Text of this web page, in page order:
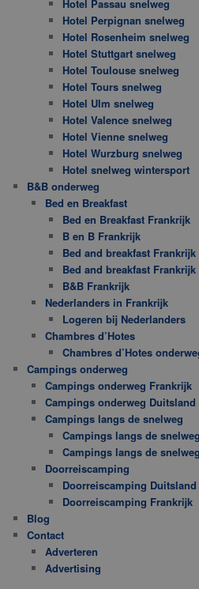
Hotel Passau snelweg
Hotel Perpignan snelweg
Hotel Rosenheim snelweg
Hotel Stuttgart snelweg
Hotel Toulouse snelweg
Hotel Tours snelweg
Hotel Ulm snelweg
Hotel Valence snelweg
Hotel Vienne snelweg
Hotel Wurzburg snelweg
Hotel snelweg wintersport
B&B onderweg
Bed en Breakfast
Bed en Breakfast Frankrijk
B en B Frankrijk
Bed and breakfast Frankrijk
Bed and breakfast Frankrijk
B&B Frankrijk
Nederlanders in Frankrijk
Logeren bij Nederlanders
Chambres d’Hotes
Chambres d’Hotes
Campings onderweg
Campings onderweg Frankrijk
Campings onderweg Duitsland
Campings langs de snelweg
Campings langs de
Campings langs de
Doorreiscamping
Doorreiscamping Duitsland
Doorreiscamping Frankrijk
Blog
Contact
Adverteren
Advertising